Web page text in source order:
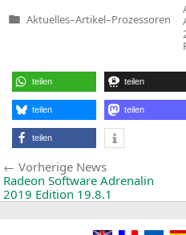
Veröffentlicht
Aktuelles–Artikel–Prozessoren
teilen teilen
teilen teilen
teilen
Beitragsnavigation
Vorherige NewsVorherige
News:
Radeon Software Adrenalin
2019 Edition 19.8.1